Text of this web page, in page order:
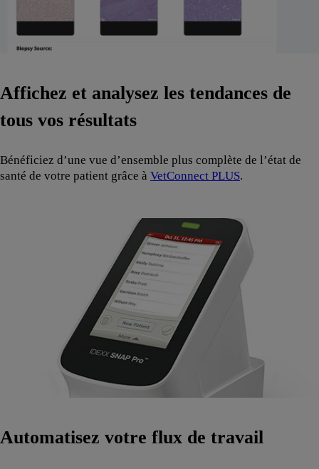
Affichez et analysez les tendances de
tous vos résultats
Bénéficiez d’une vue d’ensemble plus complète de l’état de
santé de votre patient grâce à VetConnect PLUS.
Automatisez votre flux de travail